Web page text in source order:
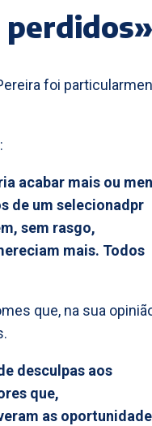
perdidos»
foi
acabar mais ou
de um selecionadpr
sem rasgo,
mais. Todos
que, na sua
desculpas aos
que,
as